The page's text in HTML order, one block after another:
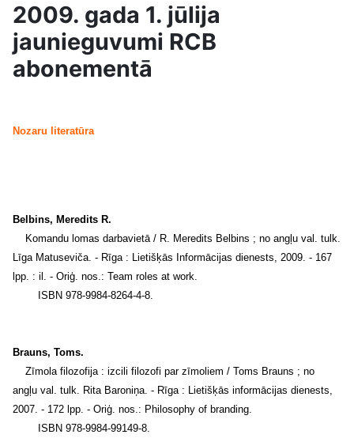
2009. gada 1. jūlija
jaunieguvumi RCB
abonementā
Nozaru literatūra
Belbins, Meredits R.
Komandu lomas darbavietā / R. Meredits Belbins ; no angļu val. tulk.
Līga Matuseviča. - Rīga : Lietišķās Informācijas dienests, 2009. - 167
lpp. : il. - Oriģ. nos.: Team roles at work.
ISBN 978-9984-8264-4-8.
Brauns, Toms.
Zīmola filozofija : izcili filozofi par zīmoliem / Toms Brauns ; no
angļu val. tulk. Rita Baroniņa. - Rīga : Lietišķās informācijas dienests,
2007. - 172 lpp. - Oriģ. nos.: Philosophy of branding.
ISBN 978-9984-99149-8.